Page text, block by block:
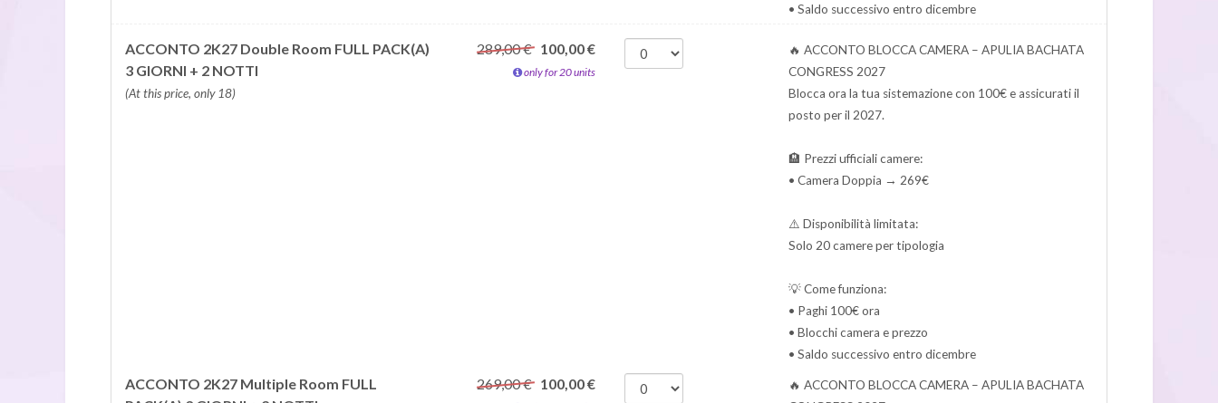
• Saldo successivo entro dicembre
ACCONTO 2K27 Double Room FULL PACK(A)
3 GIORNI + 2 NOTTI
(At this price, only 18)
289,00 € 100,00€
only for 20 units
🔥 ACCONTO BLOCCA CAMERA – APULIA BACHATA
CONGRESS 2027
Blocca ora la tua sistemazione con 100€ e assicurati il
posto per il 2027.
🏨 Prezzi ufficiali camere:
• Camera Doppia → 269€
⚠️ Disponibilità limitata:
Solo 20 camere per tipologia
💡 Come funziona:
• Paghi 100€ ora
• Blocchi camera e prezzo
• Saldo successivo entro dicembre
ACCONTO 2K27 Multiple Room FULL
269,00 € 100,00€
🔥 ACCONTO BLOCCA CAMERA – APULIA BACHATA